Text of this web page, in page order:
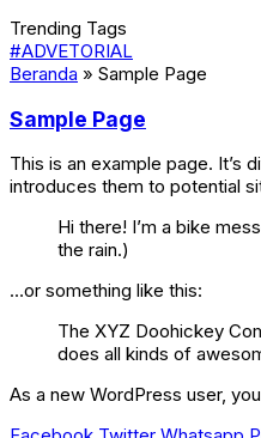
Trending Tags
#ADVETORIAL
Beranda » Sample Page
Sample Page
This is an example page. It’s
introduces them to potential
Hi there! I’m a bike
the rain.)
…or something like this:
The XYZ Doohickey
does all kinds of
As a new WordPress user,